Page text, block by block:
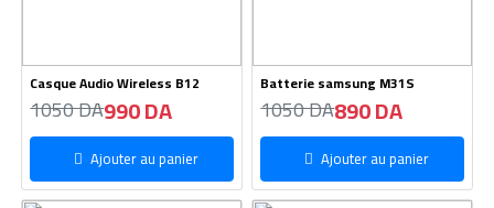
Casque Audio Wireless B12
1050 DA990 DA
Ajouter au panier
Batterie samsung M31S
1050 DA890 DA
Ajouter au panier